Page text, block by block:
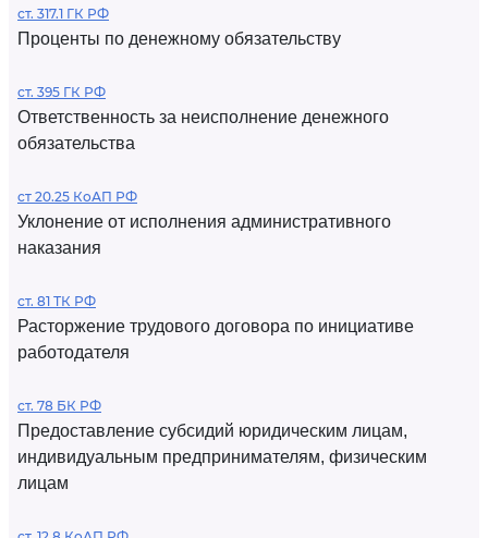
ст. 317.1 ГК РФ
Проценты по денежному обязательству
ст. 395 ГК РФ
Ответственность за неисполнение денежного
обязательства
ст 20.25 КоАП РФ
Уклонение от исполнения административного
наказания
ст. 81 ТК РФ
Расторжение трудового договора по инициативе
работодателя
ст. 78 БК РФ
Предоставление субсидий юридическим лицам,
индивидуальным предпринимателям, физическим
лицам